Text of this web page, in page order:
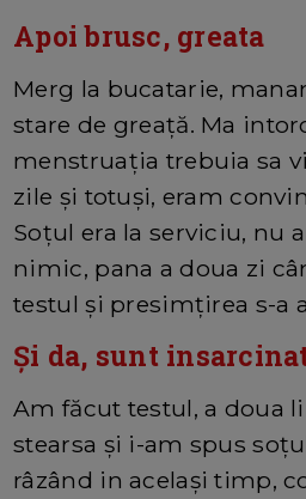
Apoi brusc, greata
Merg la bucatarie,
stare de greață. Ma
menstruația trebuia sa
zile și totuși, eram
Soțul era la serviciu, nu
nimic, pana a doua zi
testul și presimțirea s-a
Și da, sunt
Am făcut testul, a doua
stearsa și i-am spus
râzând in același timp,